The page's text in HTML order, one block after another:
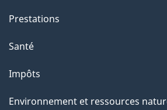
Prestations
Santé
Impôts
Environnement et ressources